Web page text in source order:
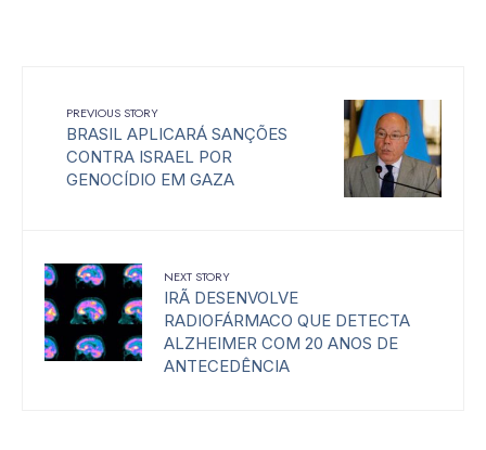
PREVIOUS STORY
BRASIL APLICARÁ SANÇÕES
CONTRA ISRAEL POR
GENOCÍDIO EM GAZA
NEXT STORY
IRÃ DESENVOLVE
RADIOFÁRMACO QUE DETECTA
ALZHEIMER COM 20 ANOS DE
ANTECEDÊNCIA